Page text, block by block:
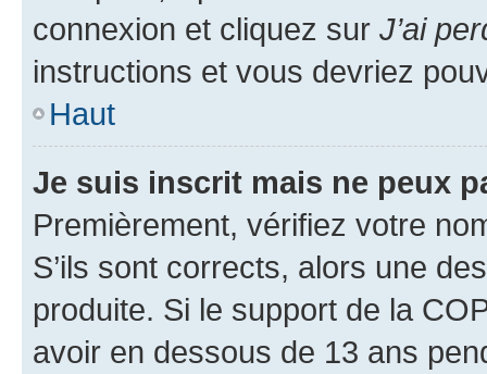
connexion et cliquez sur J’ai
instructions et vous devriez
Haut
Je suis inscrit mais ne peux
Premièrement, vérifiez votre
S’ils sont corrects, alors une
produite. Si le support de la
avoir en dessous de 13 ans